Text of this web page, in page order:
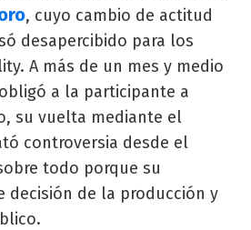
, cuyo cambio de actitud
desapercibido para los
A más de un mes y medio
a la participante a
su vuelta mediante el
controversia desde el
todo porque su
decisión de la producción y